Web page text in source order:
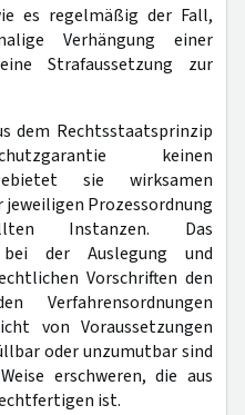
es regelmäßig der Fall,
Verhängung einer
Strafaussetzung zur
dem Rechtsstaatsprinzip
keinen
sie wirksamen
Prozessordnung
Instanzen. Das
der Auslegung und
Vorschriften den
von Voraussetzungen
oder unzumutbar sind
erschweren, die aus
ist.